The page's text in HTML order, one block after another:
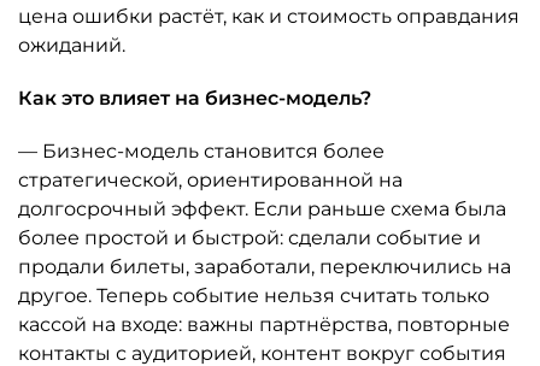
цена ошибки растёт, как и стоимость оправдания
ожиданий.
Как это влияет на бизнес-модель?
— Бизнес-модель становится более
стратегической, ориентированной на
долгосрочный эффект. Если раньше схема была
более простой и быстрой: сделали событие и
продали билеты, заработали, переключились на
другое. Теперь событие нельзя считать только
кассой на входе: важны партнёрства, повторные
контакты с аудиторией, контент вокруг события